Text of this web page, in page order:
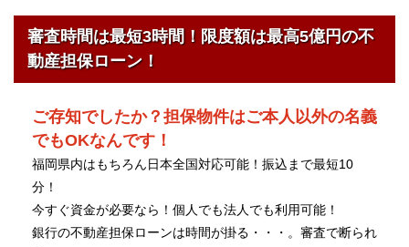
審査時間は最短3時間！限度額は最高5億円の不
動産担保ローン！
ご存知でしたか？担保物件はご本人以外の名義
でもOKなんです！
福岡県内はもちろん日本全国対応可能！振込まで最短10
分！
今すぐ資金が必要なら！個人でも法人でも利用可能！
銀行の不動産担保ローンは時間が掛る・・・。審査で断られ